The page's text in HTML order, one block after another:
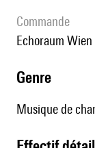
Commande
echoraum Wien
genre
Musique de